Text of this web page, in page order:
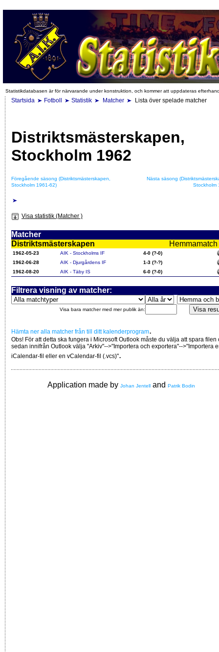
Statistikdatabasen är för närvarande under konstruktion, och kommer att uppdateras
Startsida Fotboll Statistik Matcher Lista över spelade matcher
Distriktsmästerskapen,
Stockholm 1962
Föregående säsong (Distriktsmästerskapen,
Stockholm 1961-62)
Nästa säsong
Stockholm
Visa statistik (Matcher )
Matcher
Distriktsmästerskapen
1962-05-23 AIK - Stockholms IF
4-0 (?-0)
1962-06-28
AIK - Djurgårdens IF
1-3 (?-?)
1962-08-20
AIK - Täby IS 6-0 (?-0)
Filtrera visning av matcher:
Visa bara matcher med mer publik än:
Hämta ner alla matcher från till ditt kalenderprogram.
Obs! För att detta ska fungera i Microsoft Outlook måste du välja att spara filen
sedan innifrån Outlook välja "Arkiv"-->"Importera och exportera"-->"Importera
iCalendar-fil eller en vCalendar-fil (.vcs)".
Application made by Johan Jentell and Patrik Bodin